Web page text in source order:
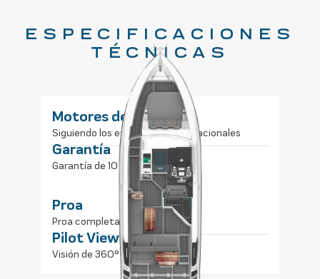
ESPECIFICACIONES
TÉCNICAS
Motores de popa
Siguiendo los estándares internacionales
Garantía
Garantía de 10 años
Proa
Proa completa y abierta
Pilot View
Visión de 360°